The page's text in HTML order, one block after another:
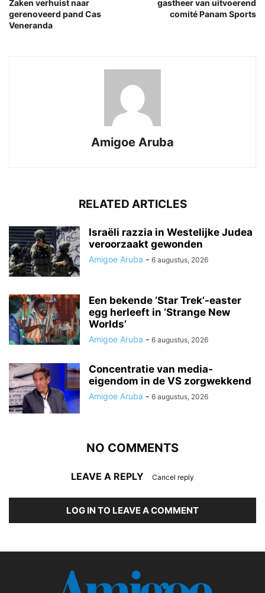
Zaken verhuist naar
gerenoveerd pand Cas
Veneranda
gastheer van uitvoerend
comité Panam Sports
Amigoe Aruba
RELATED ARTICLES
Israëli razzia in Westelijke Judea
veroorzaakt gewonden
Amigoe Aruba - 6 augustus, 2026
Een bekende ‘Star Trek’-easter
egg herleeft in ‘Strange New
Worlds’
Amigoe Aruba - 6 augustus, 2026
Concentratie van media-
eigendom in de VS zorgwekkend
Amigoe Aruba - 6 augustus, 2026
NO COMMENTS
LEAVE A REPLY Cancel reply
LOG IN TO LEAVE A COMMENT